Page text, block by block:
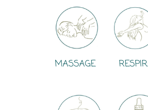
MASSAGE